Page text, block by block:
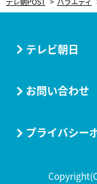
テレビ朝日
お問い合わせ
プライバシー